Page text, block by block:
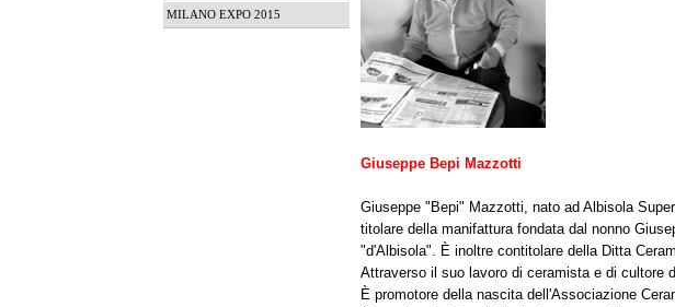
MILANO EXPO 2015
Giuseppe Bepi Mazzotti
Giuseppe "Bepi" Mazzotti, nato ad Albisola
titolare della manifattura fondata dal nonno
"d'Albisola". È inoltre contitolare della Ditta
Attraverso il suo lavoro di ceramista e di cultore
È promotore della nascita dell'Associazione